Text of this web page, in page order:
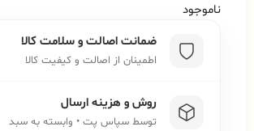
ناموجود
ضمانت اصالت و سلامت کالا
اطمینان از اصالت و کیفیت کالا
روش و هزینه ارسال
توسط سپاس پت • وابسته به سبد